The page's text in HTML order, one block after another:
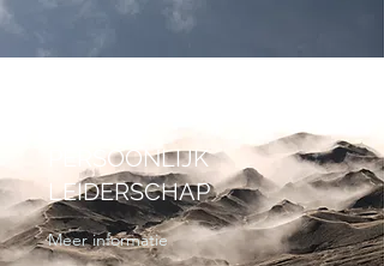
PERSOONLIJK
LEIDERSCHAP
Meer informatie